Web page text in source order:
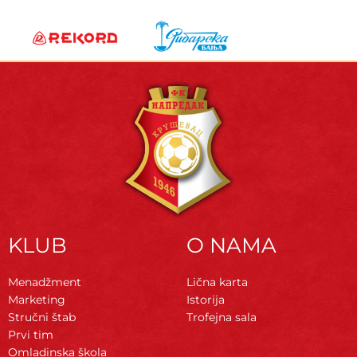
KLUB
Menadžment
Marketing
Stručni štab
Prvi tim
Omladinska škola
O NAMA
Lična karta
Istorija
Trofejna sala